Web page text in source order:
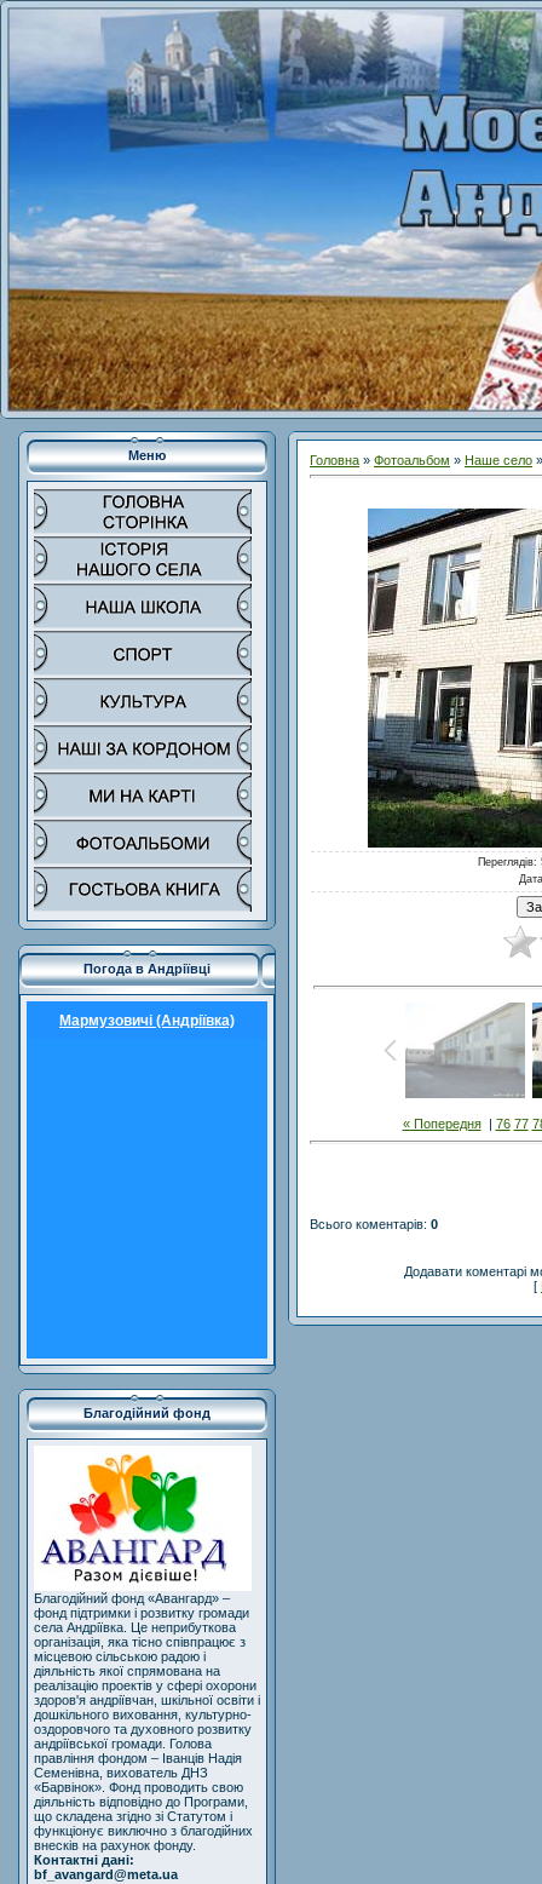
Меню
Погода в Андріївці
Мармузовичі (Андріївка)
Благодійний фонд
Благодійний фонд «Авангард» –
фонд підтримки і розвитку громади
села Андріївка. Це неприбуткова
організація, яка тісно співпрацює з
місцевою сільською радою і
діяльність якої спрямована на
реалізацію проектів у сфері охорони
здоров'я андріївчан, шкільної освіти і
дошкільного виховання, культурно-
оздоровчого та духовного розвитку
андріївської громади. Голова
правління фондом – Іванців Надія
Семенівна, вихователь ДНЗ
«Барвінок». Фонд проводить свою
діяльність відповідно до Програми,
що складена згідно зі Статутом і
функціонує виключно з благодійних
внесків на рахунок фонду.
Контактні дані:
bf_avangard@meta.ua
Головна » Фотоальбом » Наше село
Переглядів:
Дата
« Попередня| 76 77
Всього коментарів: 0
Додавати коментарі
[